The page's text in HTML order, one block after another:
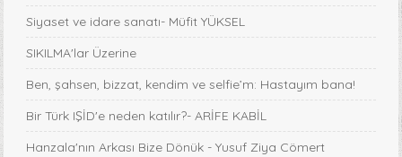
Siyaset ve idare sanatı- Müfit YÜKSEL
SIKILMA'lar Üzerine
Ben, şahsen, bizzat, kendim ve selfie’m: Hastayım bana!
Bir Türk IŞİD'e neden katılır?- ARİFE KABİL
Hanzala'nın Arkası Bize Dönük - Yusuf Ziya Cömert